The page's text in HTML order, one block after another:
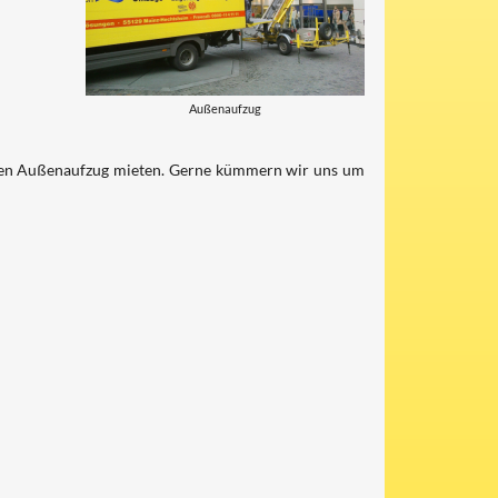
Außenaufzug
Außenaufzug mieten. Gerne kümmern wir uns um